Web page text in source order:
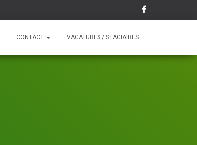
CONTACT VACATURES / STAGIAIRES